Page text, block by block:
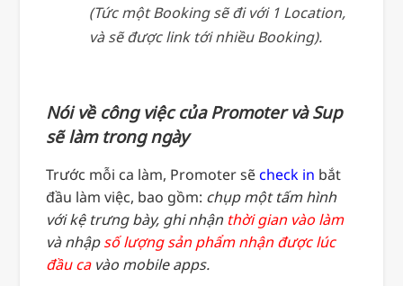
(Tức một Booking sẽ đi với 1 Location,
và sẽ được link tới nhiều Booking).
Nói về công việc của Promoter và Sup
sẽ làm trong ngày
Trước mỗi ca làm, Promoter sẽcheck in bắt
đầu làm việc, bao gồm: chụp một tấm hình
với kệ trưng bày, ghi nhận thời gian vào làm
và nhậpsố lượng sản phẩm nhận được lúc
đầu cavào mobile apps.